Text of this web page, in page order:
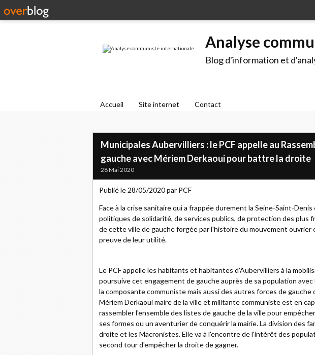
Analyse
Blog d'information et
Accueil Site internet Contact
Municipales Aubervilliers : le PCF appelle au
gauche avec Mériem Derkaoui pour battre la droite
28 Mai 2020
Publié le 28/05/2020 par PCF
Face à la crise sanitaire qui a frappée durement la Seine-Saint-
politiques de solidarité, de services publics, de protection des plus
de cette ville de gauche forgée par l'histoire du mouvement ouvrier
preuve de leur utilité.
Le PCF appelle les habitants et habitantes d'Aubervilliers à la
poursuive cet engagement de gauche auprès de sa population
la composante communiste mais aussi des autres forces de gauche
Mériem Derkaoui maire de la ville et militante communiste est en
rassembler l'ensemble des listes de gauche de la ville pour
ses formes ou un aventurier de conquérir la mairie. La division des
droite et les Macronistes. Elle va à l'encontre de l'intérêt des
second tour d'empêcher la droite de gagner.